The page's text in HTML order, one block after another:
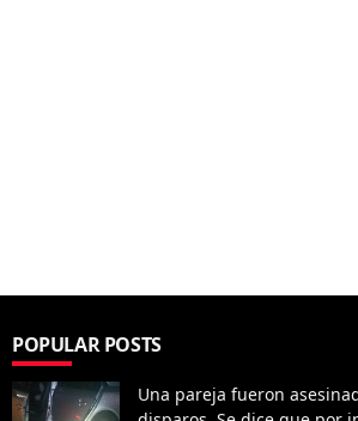
POPULAR POSTS
Una pareja fueron